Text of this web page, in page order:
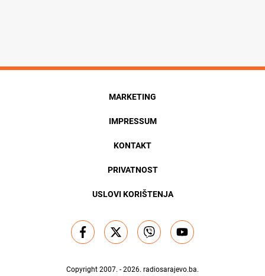
MARKETING
IMPRESSUM
KONTAKT
PRIVATNOST
USLOVI KORIŠTENJA
Copyright 2007. - 2026. radiosarajevo.ba.